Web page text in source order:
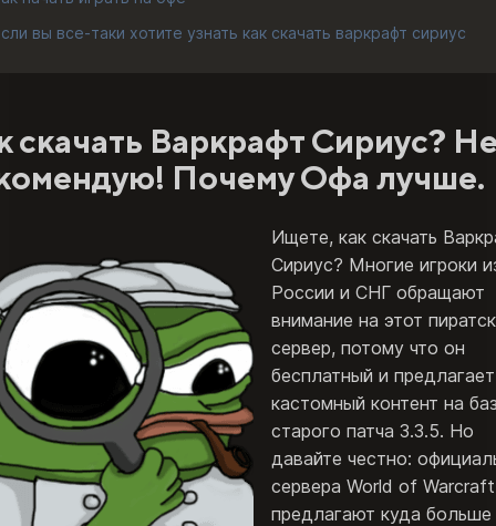
вы все-таки хотите узнать как скачать варкрафт сириус
скачать Варкрафт Сириус?
Почему Офа лучше.
Ищете, как скачать
Сириус? Многие игроки
России и СНГ обращают
внимание на этот
сервер, потому что он
бесплатный и предлагает
кастомный контент на
старого патча 3.3.5. Но
давайте честно:
сервера World of Warcraft
предлагают куда больше